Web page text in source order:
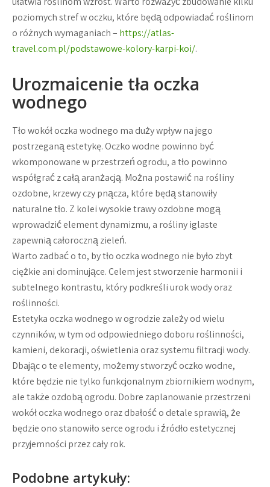
poziomych stref w oczku, które będą odpowiadać roślinom
o różnych wymaganiach – https://atlas-
travel.com.pl/podstawowe-kolory-karpi-koi/.
Urozmaicenie tła oczka
wodnego
Tło wokół oczka wodnego ma duży wpływ na jego
postrzeganą estetykę. Oczko wodne powinno być
wkomponowane w przestrzeń ogrodu, a tło powinno
współgrać z całą aranżacją. Można postawić na rośliny
ozdobne, krzewy czy pnącza, które będą stanowiły
naturalne tło. Z kolei wysokie trawy ozdobne mogą
wprowadzić element dynamizmu, a rośliny iglaste
zapewnią całoroczną zieleń.
Warto zadbać o to, by tło oczka wodnego nie było zbyt
ciężkie ani dominujące. Celem jest stworzenie harmonii i
subtelnego kontrastu, który podkreśli urok wody oraz
roślinności.
Estetyka oczka wodnego w ogrodzie zależy od wielu
czynników, w tym od odpowiedniego doboru roślinności,
kamieni, dekoracji, oświetlenia oraz systemu filtracji wody.
Dbając o te elementy, możemy stworzyć oczko wodne,
które będzie nie tylko funkcjonalnym zbiornikiem wodnym,
ale także ozdobą ogrodu. Dobre zaplanowanie przestrzeni
wokół oczka wodnego oraz dbałość o detale sprawią, że
będzie ono stanowiło serce ogrodu i źródło estetycznej
przyjemności przez cały rok.
Podobne artykuły: